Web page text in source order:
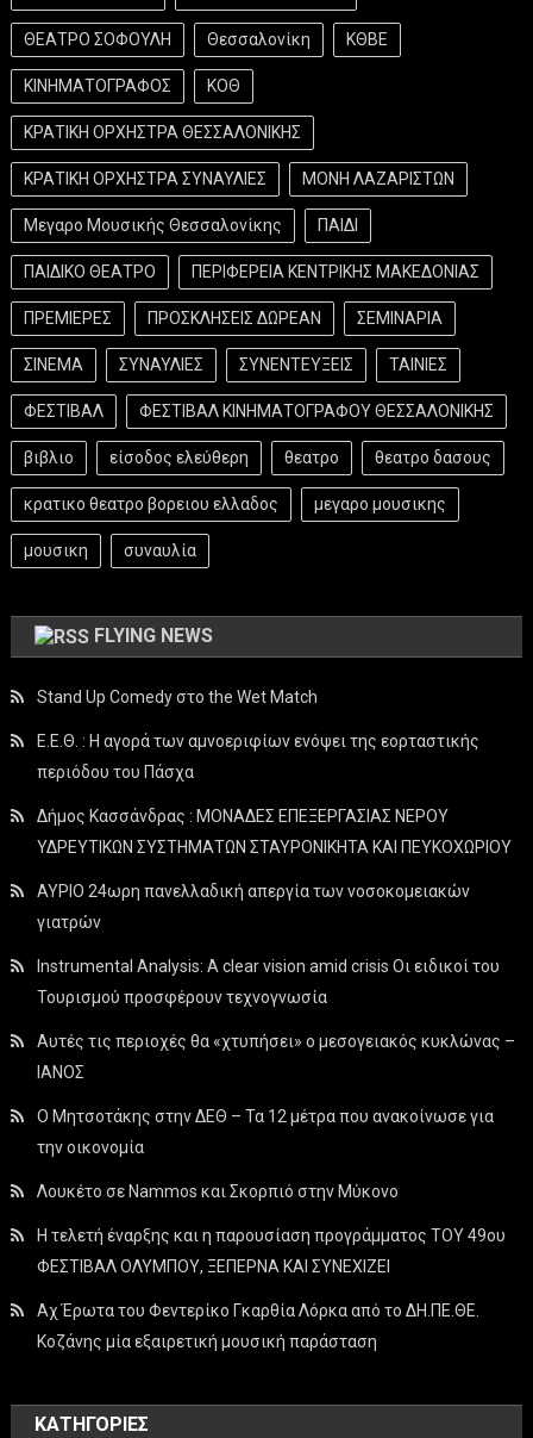
ΘΕΑΤΡΟ ΣΟΦΟΥΛΗ Θεσσαλονίκη ΚΘΒΕ
ΚΙΝΗΜΑΤΟΓΡΑΦΟΣ ΚΟΘ
ΚΡΑΤΙΚΗ ΟΡΧΗΣΤΡΑ ΘΕΣΣΑΛΟΝΙΚΗΣ
ΚΡΑΤΙΚΗ ΟΡΧΗΣΤΡΑ ΣΥΝΑΥΛΙΕΣ ΜΟΝΗ ΛΑΖΑΡΙΣΤΩΝ
Μεγαρο Μουσικής Θεσσαλονίκης ΠΑΙΔΙ
ΠΑΙΔΙΚΟ ΘΕΑΤΡΟ ΠΕΡΙΦΕΡΕΙΑ ΚΕΝΤΡΙΚΗΣ ΜΑΚΕΔΟΝΙΑΣ
ΠΡΕΜΙΕΡΕΣ ΠΡΟΣΚΛΗΣΕΙΣ ΔΩΡΕΑΝ ΣΕΜΙΝΑΡΙΑ
ΣΙΝΕΜΑ ΣΥΝΑΥΛΙΕΣ ΣΥΝΕΝΤΕΥΞΕΙΣ ΤΑΙΝΙΕΣ
ΦΕΣΤΙΒΑΛ ΦΕΣΤΙΒΑΛ ΚΙΝΗΜΑΤΟΓΡΑΦΟΥ ΘΕΣΣΑΛΟΝΙΚΗΣ
βιβλιο είσοδος ελεύθερη θεατρο θεατρο δασους
κρατικο θεατρο βορειου ελλαδος μεγαρο μουσικης
μουσικη συναυλία
FLYING NEWS
Stand Up Comedy στο the Wet Match
Ε.Ε.Θ. : Η αγορά των αμνοεριφίων ενόψει της εορταστικής
περιόδου του Πάσχα
Δήμος Κασσάνδρας : ΜΟΝΑΔΕΣ ΕΠΕΞΕΡΓΑΣΙΑΣ ΝΕΡΟΥ
ΥΔΡΕΥΤΙΚΩΝ ΣΥΣΤΗΜΑΤΩΝ ΣΤΑΥΡΟΝΙΚΗΤΑ ΚΑΙ ΠΕΥΚΟΧΩΡΙΟΥ
ΑΥΡΙΟ 24ωρη πανελλαδική απεργία των νοσοκομειακών
γιατρών
Instrumental Analysis: A clear vision amid crisis Οι ειδικοί του
Τουρισμού προσφέρουν τεχνογνωσία
Αυτές τις περιοχές θα «χτυπήσει» ο μεσογειακός κυκλώνας –
ΙΑΝΟΣ
Ο Μητσοτάκης στην ΔΕΘ – Τα 12 μέτρα που ανακοίνωσε για
την οικονομία
Λουκέτο σε Nammos και Σκορπιό στην Μύκονο
Η τελετή έναρξης και η παρουσίαση προγράμματος ΤΟΥ 49ου
ΦΕΣΤΙΒΑΛ ΟΛΥΜΠΟΥ, ΞΕΠΕΡΝΑ ΚΑΙ ΣΥΝΕΧΙΖΕΙ
Αχ Έρωτα του Φεντερίκο Γκαρθία Λόρκα από το ΔΗ.ΠΕ.ΘΕ.
Κοζάνης μία εξαιρετική μουσική παράσταση
KΑΤΗΓΟΡΊΕΣ